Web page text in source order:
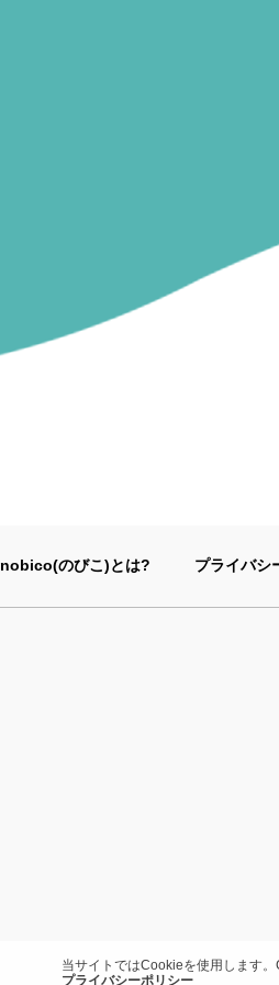
当サイトではCookieを使用します
プライバシーポリシー
nobico(のびこ)とは? プライバシ